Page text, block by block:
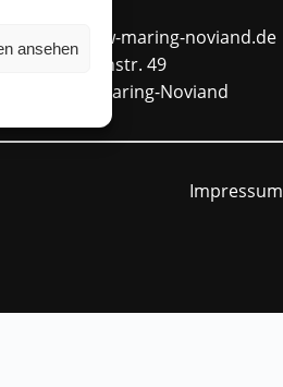
anseheninfo@ffw-maring-noviand.de
Brunnenstr. 49
54484 Maring-Noviand
Impressum